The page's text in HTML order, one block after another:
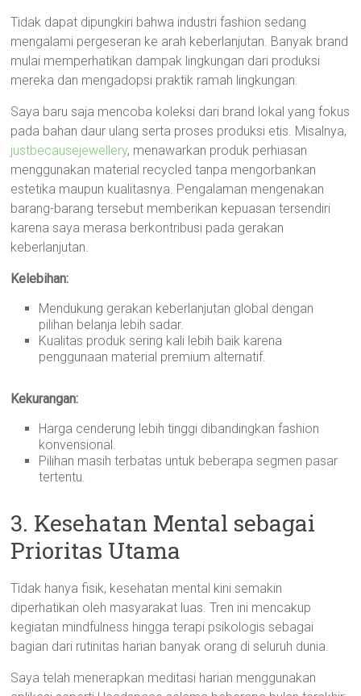
Tidak dapat dipungkiri bahwa industri fashion sedang
mengalami pergeseran ke arah keberlanjutan. Banyak brand
mulai memperhatikan dampak lingkungan dari produksi
mereka dan mengadopsi praktik ramah lingkungan.
Saya baru saja mencoba koleksi dari brand lokal yang fokus
pada bahan daur ulang serta proses produksi etis. Misalnya,
justbecausejewellery, menawarkan produk perhiasan
menggunakan material recycled tanpa mengorbankan
estetika maupun kualitasnya. Pengalaman mengenakan
barang-barang tersebut memberikan kepuasan tersendiri
karena saya merasa berkontribusi pada gerakan
keberlanjutan.
Kelebihan:
Mendukung gerakan keberlanjutan global dengan
pilihan belanja lebih sadar.
Kualitas produk sering kali lebih baik karena
penggunaan material premium alternatif.
Kekurangan:
Harga cenderung lebih tinggi dibandingkan fashion
konvensional.
Pilihan masih terbatas untuk beberapa segmen pasar
tertentu.
3. Kesehatan Mental sebagai
Prioritas Utama
Tidak hanya fisik, kesehatan mental kini semakin
diperhatikan oleh masyarakat luas. Tren ini mencakup
kegiatan mindfulness hingga terapi psikologis sebagai
bagian dari rutinitas harian banyak orang di seluruh dunia.
Saya telah menerapkan meditasi harian menggunakan